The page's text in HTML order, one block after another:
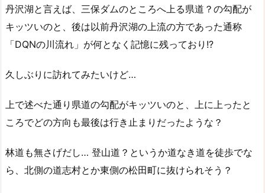
丹沢湖と言えば、三保ダムのところへ上る県道？の勾配が
キッツいのと、後は以前丹沢湖の上流の方であった通称
「DQNの川流れ」が何となく記憶に残っており!?
久しぶりに訪れてみたいけど…
上で述べた通り県道の勾配がキッツいのと、上に上ったと
ころでどの方向も最後は行き止まりだったような？
林道も無さげだし… 登山道？というか道なき道を徒歩でな
ら、北側の道志村とか東側の松田町に抜けられそう？